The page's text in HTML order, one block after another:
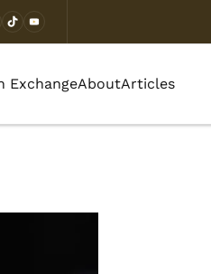
ExchangeAboutArticles